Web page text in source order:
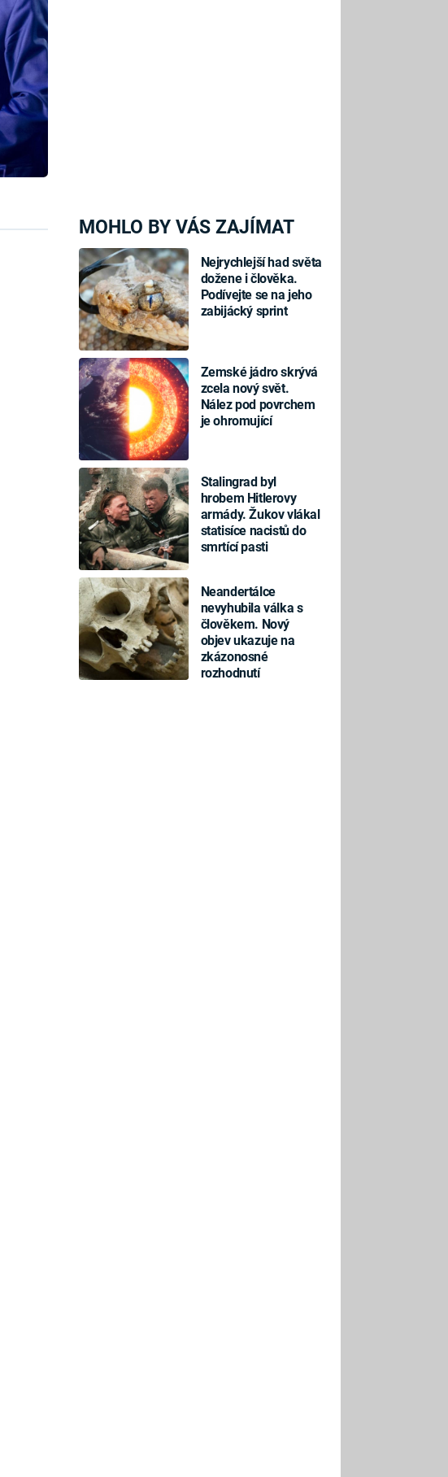
MOHLO BY VÁS ZAJÍMAT
Nejrychlejší had světa
dožene i člověka.
Podívejte se na jeho
zabijácký sprint
Zemské jádro skrývá
zcela nový svět.
Nález pod povrchem
je ohromující
Stalingrad byl
hrobem Hitlerovy
armády. Žukov vlákal
statisíce nacistů do
smrtící pasti
Neandertálce
nevyhubila válka s
člověkem. Nový
objev ukazuje na
zkázonosné
rozhodnutí